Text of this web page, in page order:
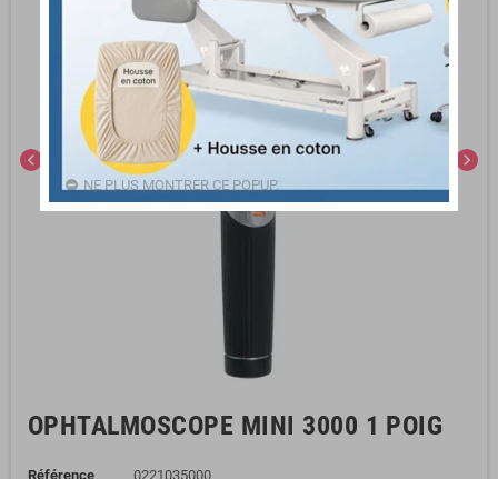
chevron_left chevron_right
OPHTALMOSCOPE MINI 3000 1 POIG
Référence
0221035000
NE PLUS MONTRER CE POPUP.